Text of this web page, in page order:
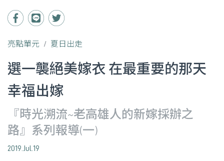
亮點單元 夏日出走
選一襲絕美嫁衣 在最重要的那天
幸福出嫁
『時光溯流~老高雄人的新嫁採辦之
路』系列報導(一)
2019.Jul.19